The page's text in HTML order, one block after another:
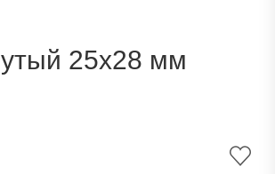
25х28 мм